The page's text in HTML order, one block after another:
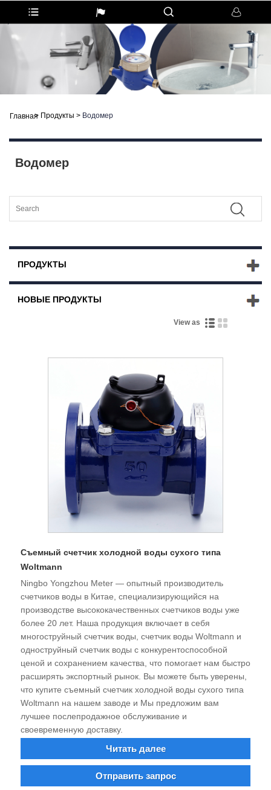
Главная
> Продукты > Водомер
Водомер
ПРОДУКТЫ
НОВЫЕ ПРОДУКТЫ
View as
Съемный счетчик холодной воды сухого типа
Woltmann
Ningbo Yongzhou Meter — опытный производитель
счетчиков воды в Китае, специализирующийся на
производстве высококачественных счетчиков воды уже
более 20 лет. Наша продукция включает в себя
многоструйный счетчик воды, счетчик воды Woltmann и
одноструйный счетчик воды с конкурентоспособной
ценой и сохранением качества, что помогает нам быстро
расширять экспортный рынок. Вы можете быть уверены,
что купите съемный счетчик холодной воды сухого типа
Woltmann на нашем заводе и Мы предложим вам
лучшее послепродажное обслуживание и
своевременную доставку.
Читать далее
Отправить запрос